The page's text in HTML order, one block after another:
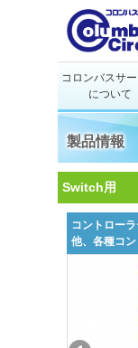
コロンバスサ
について
製品情報
Switch用
コントロー
他、各種コ